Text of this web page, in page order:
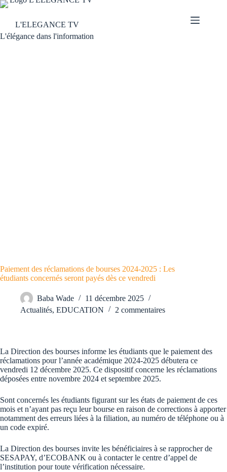
L'ELEGANCE TV
L'élégance dans l'information
Paiement des réclamations de bourses 2024-2025 : Les
étudiants concernés seront payés dès ce vendredi
Baba Wade
11 décembre 2025
Actualités, EDUCATION 2 commentaires
La Direction des bourses informe les étudiants que le paiement des
réclamations pour l’année académique 2024-2025 débutera ce
vendredi 12 décembre 2025. Ce dispositif concerne les réclamations
déposées entre novembre 2024 et septembre 2025.
Sont concernés les étudiants figurant sur les états de paiement de ces
mois et n’ayant pas reçu leur bourse en raison de corrections à apporter
notamment des erreurs liées à la filiation, au numéro de téléphone ou à
un code expiré.
La Direction des bourses invite les bénéficiaires à se rapprocher de
SESAPAY, d’ECOBANK ou à contacter le centre d’appel de
l’institution pour toute vérification nécessaire.